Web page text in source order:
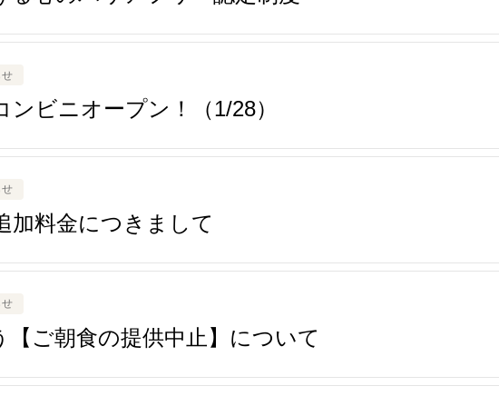
ビニオープン！（1/28）
加料金につきまして
【ご朝食の提供中止】について